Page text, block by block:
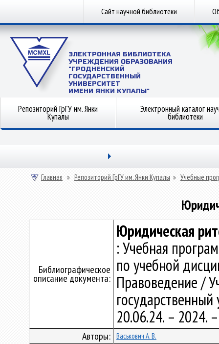
Сайт научной библиотеки
ЭЛЕКТРОННАЯ БИБЛИОТЕКА
УЧРЕЖДЕНИЯ ОБРАЗОВАНИЯ
"ГРОДНЕНСКИЙ
ГОСУДАРСТВЕННЫЙ
УНИВЕРСИТЕТ
ИМЕНИ ЯНКИ КУПАЛЫ"
Репозиторий ГрГУ им. Янки
Купалы
Электронный каталог
библиотеки
Главная » Репозиторий ГрГУ им. Янки Купалы » Учебные
Библиографическое
описание документа:
Юридическая
: Учебная
по учебной
Правоведение /
20.06.24. –
Авторы: Васькович А. В.